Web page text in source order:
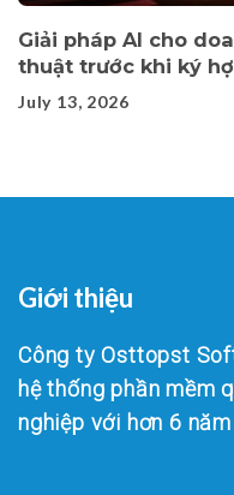
Giải pháp AI cho
thuật trước khi ký
July 13, 2026
Giới thiệu
Công ty Osttopst
hệ thống phần mềm
nghiệp với hơn 6